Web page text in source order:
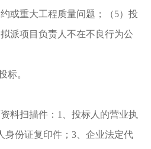
或重大工程质量问题；（5）投
派项目负责人不在不良行为公
标。
料扫描件： 1
、投标人的营业执
身份证复印件； 3、企业法定代